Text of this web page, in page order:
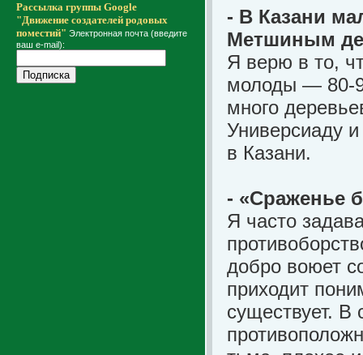
Рассылка группы Google
"Движение создателей родовых
поместий" Электронная почта (введите
ваш e-mail):
- В Казани
Метшиным
Я верю в то,
молоды — 80-
много
Универсиаду
в Казани.
- «Сраженье
Я часто
добро воюет
приходит
существует.